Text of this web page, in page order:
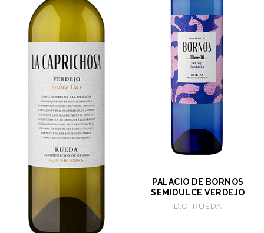
PALACIO DE BORNOS
SEMIDULCE VERDEJO
D.O. RUEDA